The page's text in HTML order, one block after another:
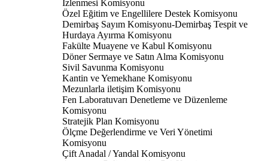
İzlenmesi Komisyonu
Özel Eğitim ve Engellilere Destek Komisyonu
Demirbaş Sayım Komisyonu-Demirbaş Tespit ve
Hurdaya Ayırma Komisyonu
Fakülte Muayene ve Kabul Komisyonu
Döner Sermaye ve Satın Alma Komisyonu
Sivil Savunma Komisyonu
Kantin ve Yemekhane Komisyonu
Mezunlarla iletişim Komisyonu
Fen Laboratuvarı Denetleme ve Düzenleme
Komisyonu
Stratejik Plan Komisyonu
Ölçme Değerlendirme ve Veri Yönetimi
Komisyonu
Çift Anadal / Yandal Komisyonu